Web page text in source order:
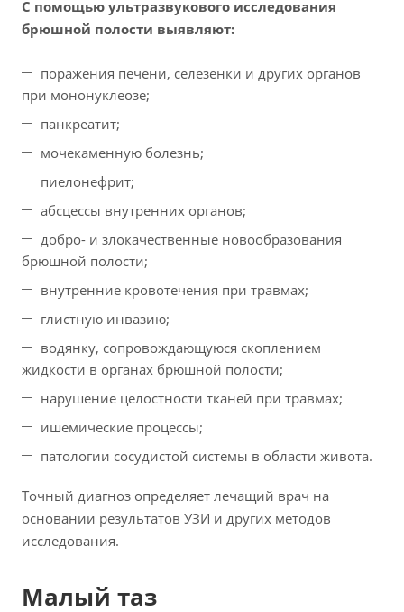
С помощью ультразвукового исследования
брюшной полости выявляют:
поражения печени, селезенки и других органов
при мононуклеозе;
панкреатит;
мочекаменную болезнь;
пиелонефрит;
абсцессы внутренних органов;
добро- и злокачественные новообразования
брюшной полости;
внутренние кровотечения при травмах;
глистную инвазию;
водянку, сопровождающуюся скоплением
жидкости в органах брюшной полости;
нарушение целостности тканей при травмах;
ишемические процессы;
патологии сосудистой системы в области живота.
Точный диагноз определяет лечащий врач на
основании результатов УЗИ и других методов
исследования.
Малый таз